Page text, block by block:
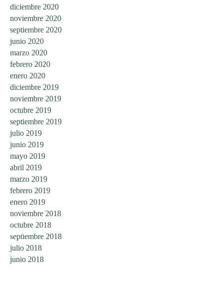
diciembre 2020
noviembre 2020
septiembre 2020
junio 2020
marzo 2020
febrero 2020
enero 2020
diciembre 2019
noviembre 2019
octubre 2019
septiembre 2019
julio 2019
junio 2019
mayo 2019
abril 2019
marzo 2019
febrero 2019
enero 2019
noviembre 2018
octubre 2018
septiembre 2018
julio 2018
junio 2018